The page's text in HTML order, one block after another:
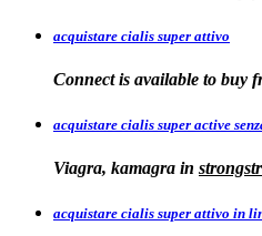
acquistare cialis super attivo
Connect is available to buy
acquistare cialis super active
Viagra, kamagra in
acquistare cialis super attivo in